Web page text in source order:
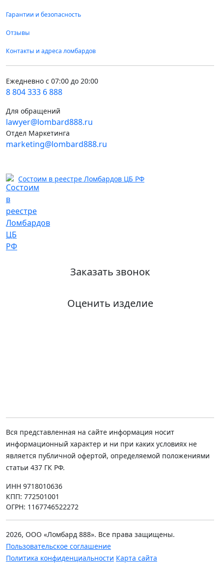
Гарантии и безопасность
Отзывы
Контакты и адреса ломбардов
Ежедневно с 07:00 до 20:00
8 804 333 6 888
Для обращений
lawyer@lombard888.ru
Отдел Маркетинга
marketing@lombard888.ru
Состоим в реестре Ломбардов ЦБ РФ
Заказать звонок
Оценить изделие
Вся представленная на сайте информация носит
информационный характер и ни при каких условиях не
является публичной офертой, определяемой положениями
статьи 437 ГК РФ.
ИНН 9718010636
КПП: 772501001
ОГРН: 1167746522272
2026, ООО «Ломбард 888». Все права защищены.
Пользовательское соглашение
Политика конфиденциальности Карта сайта